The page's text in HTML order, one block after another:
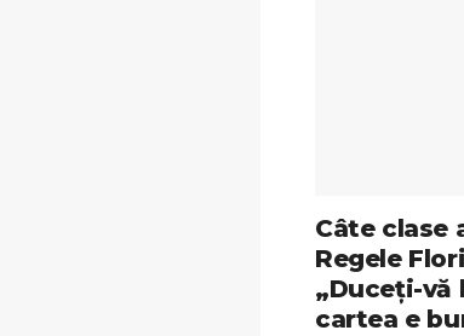
Câte clase
Regele
„Duceți-vă
cartea e